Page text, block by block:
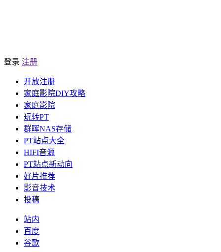
登录 注册
开放注册
家庭影院DIY攻略
家庭影院
玩转PT
群晖NAS存储
PT站点大全
HIFI音源
PT站点新动向
好片推荐
影音技术
投稿
站内
百度
谷歌